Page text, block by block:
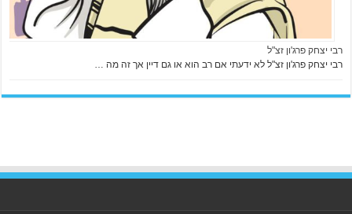
רבי יצחק פרג'ון זצ"ל
רבי יצחק פרג'ון זצ"ל לא ידעתי אם רב הוא או גם דיין אך זה מה …